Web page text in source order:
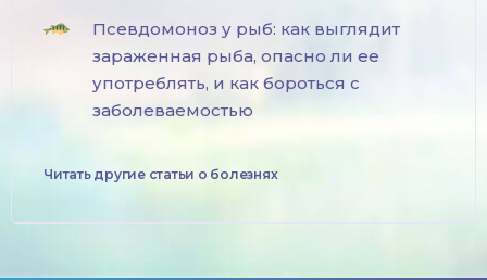
Псевдомоноз у рыб: как выглядит
зараженная рыба, опасно ли ее
употреблять, и как бороться с
заболеваемостью
Читать другие статьи о болезнях